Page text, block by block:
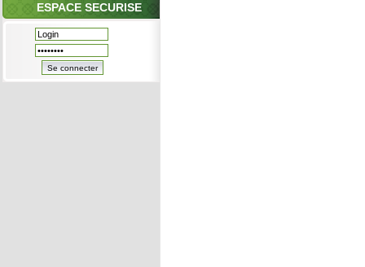
ESPACE SECURISE